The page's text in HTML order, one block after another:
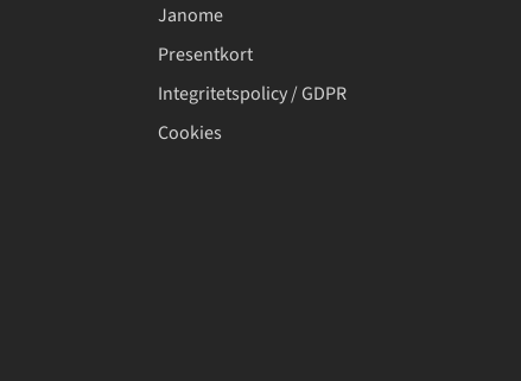
Janome
Presentkort
Integritetspolicy / GDPR
Cookies